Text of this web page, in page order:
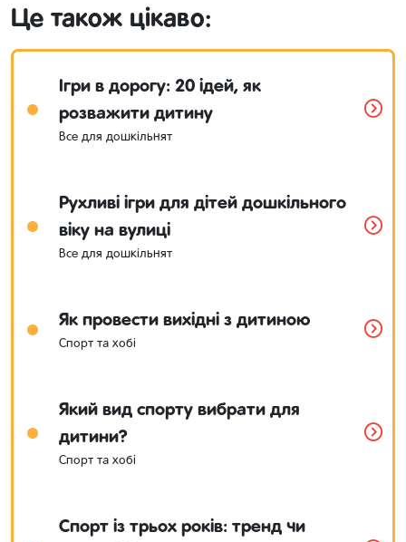
Це також цікаво:
Ігри в дорогу: 20 ідей, як
розважити дитину
Все для дошкільнят
Рухливі ігри для дітей дошкільного
віку на вулиці
Все для дошкільнят
Як провести вихідні з дитиною
Спорт та хобі
Який вид спорту вибрати для
дитини?
Спорт та хобі
Спорт із трьох років: тренд чи